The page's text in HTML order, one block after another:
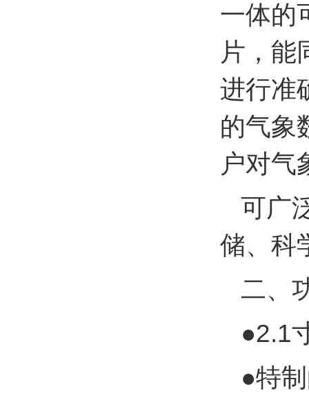
一体的
片，能
进行准
的气象
户对气
可广
储、科
二、
●2.1
●特